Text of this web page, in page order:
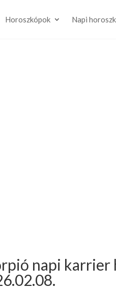
Horoszkópok Napi
napi karrier